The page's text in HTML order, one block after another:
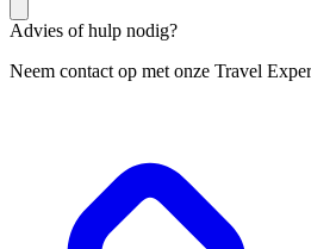
Advies of hulp nodig?
Neem contact op met onze Travel